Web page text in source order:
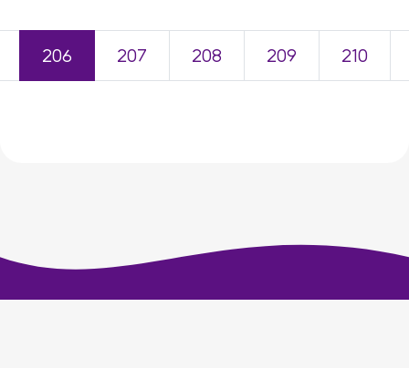
206 207 208 209 210